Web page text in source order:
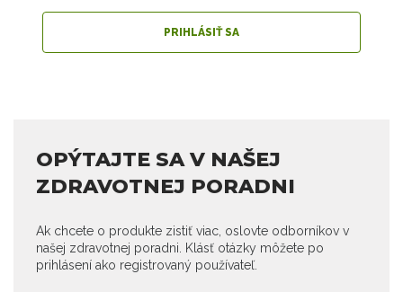
PRIHLÁSIŤ SA
OPÝTAJTE SA V NAŠEJ
ZDRAVOTNEJ PORADNI
Ak chcete o produkte zistiť viac, oslovte odborníkov v
našej zdravotnej poradni. Klásť otázky môžete po
prihlásení ako registrovaný používateľ.